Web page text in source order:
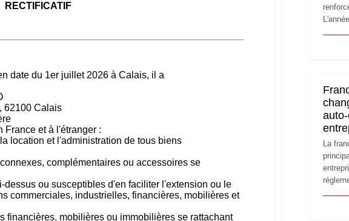
RECTIFICATIF
date du 1er juillet 2026 à Calais, il a
62100 Calais
France et à l'étranger :
location et l'administration de tous biens
complémentaires ou accessoires se
ou susceptibles d'en faciliter l'extension ou le
commerciales, industrielles, financières, mobilières et
financières, mobilières ou immobilières se rattachant
à
La
les